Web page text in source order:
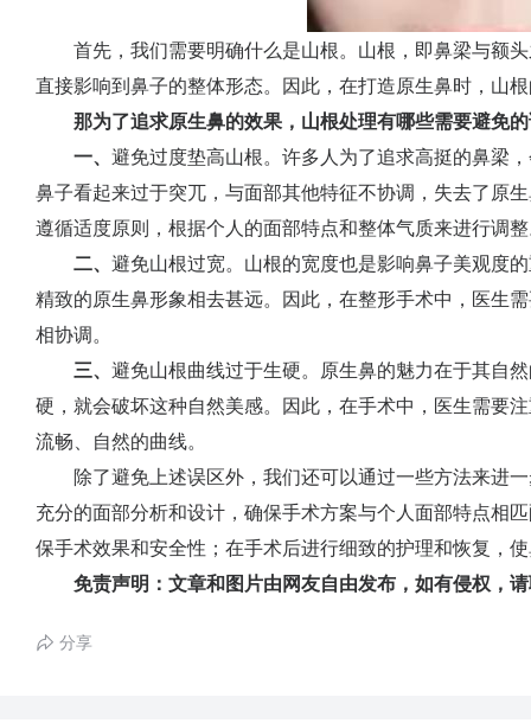
首先，我们需要明确什么是山根。山根，即鼻梁与额头
直接影响到鼻子的整体形态。因此，在打造原生鼻时，山
那为了追求原生鼻的效果，山根处理有哪些需要避免
一、 避免过度垫高山根。许多人为了追求高挺的鼻梁
鼻子看起来过于突兀，与面部其他特征不协调，失去了原
遵循适度原则，根据个人的面部特点和整体气质来进行调
二、 避免山根过宽。山根的宽度也是影响鼻子美观度
精致的原生鼻形象相去甚远。因此，在整形手术中，医生
相协调。
三、 避免山根曲线过于生硬。原生鼻的魅力在于其自
硬，就会破坏这种自然美感。因此，在手术中，医生需要
流畅、自然的曲线。
除了避免上述误区外，我们还可以通过一些方法来进一
充分的面部分析和设计，确保手术方案与个人面部特点相
保手术效果和安全性；在手术后进行细致的护理和恢复，
免责声明：文章和图片由网友自由发布，如有侵权，请
分享